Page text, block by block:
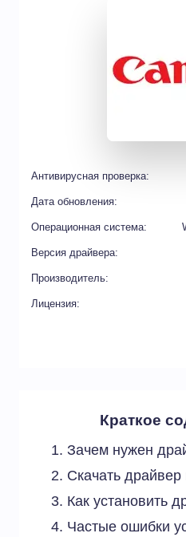
Антивирусная проверка:
Дата обновления:
Операционная система:
Версия драйвера:
Производитель:
Лицензия:
Краткое
Зачем нужен
Скачать
Как установить
Частые ошибки